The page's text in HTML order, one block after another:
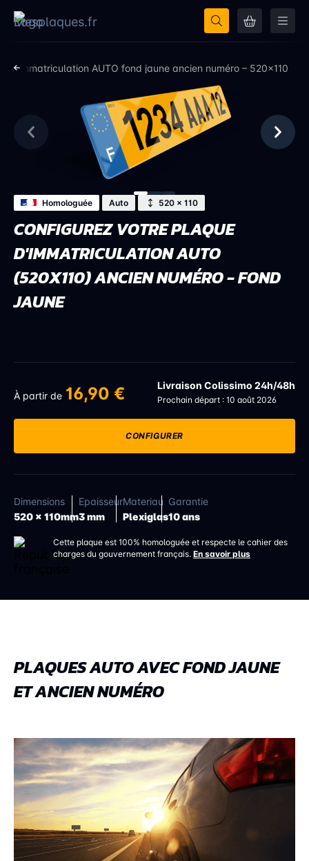
immatriculation AUTO fond jaune ancien numéro – 520×110
Homologuée Auto 520 × 110
CONFIGUREZ VOTRE PLAQUE
D'IMMATRICULATION AUTO
(520X110) ANCIEN NUMÉRO - FOND
JAUNE
À partir de 16,90 € Livraison Colissimo 24h/48h
Prochain départ : 10 août 2026
CONFIGURER
Dimensions
520 x 110mm
Epaisseur
3 mm
Materiau
Plexiglas
Garantie
10 ans
Cette plaque est 100% homologuée et respecte le cahier des
charges du gouvernement français. En savoir plus
PLAQUES AUTO AVEC FOND JAUNE
ET ANCIEN NUMÉRO